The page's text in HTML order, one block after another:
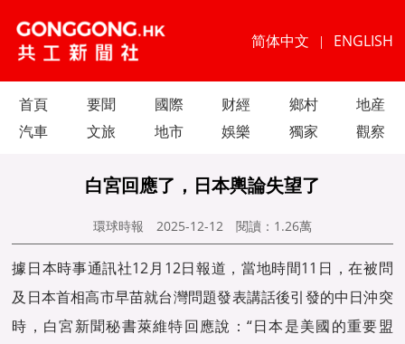
简体中文 | ENGLISH
首頁 要聞 國際 财經 鄉村
地産
汽車
文旅 地市 娛樂 獨家 觀察
白宮回應了，日本輿論失望了
環球時報 2025-12-12 閱讀： 1.26萬
據日本時事通訊社12月12日報道，當地時間11日，在被問
及日本首相高市早苗就台灣問題發表講話後引發的中日沖突
時，白宮新聞秘書萊維特回應說：“日本是美國的重要盟